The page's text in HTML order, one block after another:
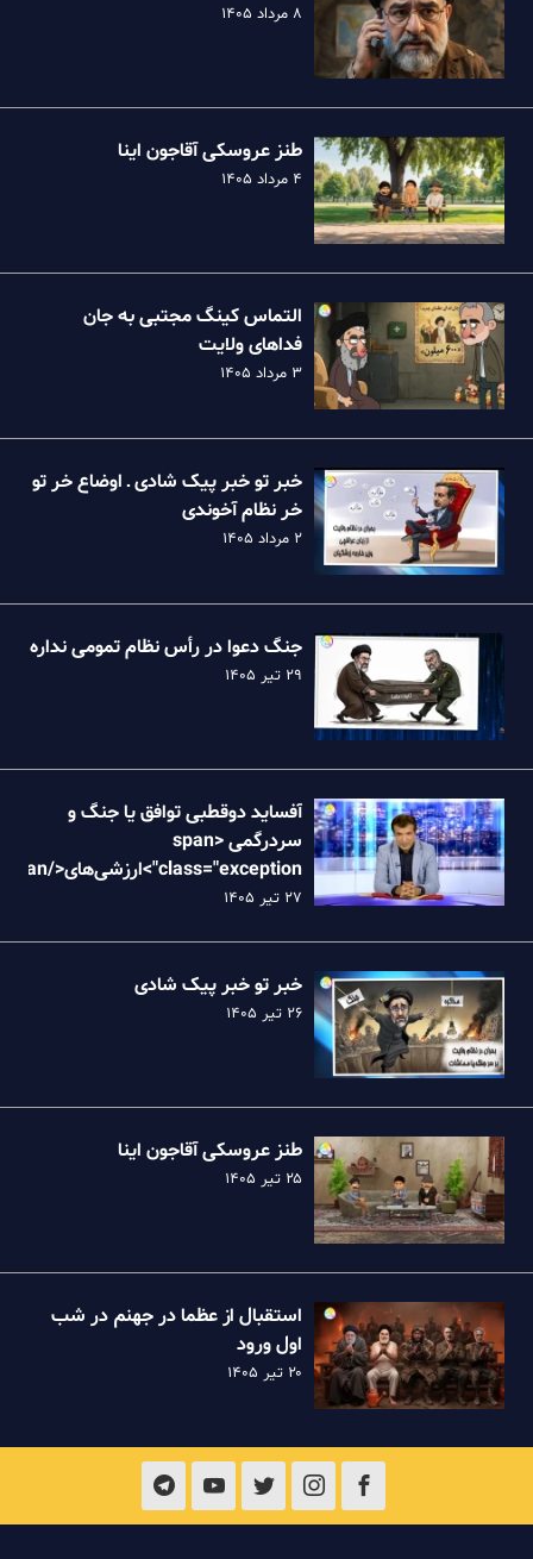
۸ مرداد ۱۴۰۵
طنز عروسکی آقاجون اینا
۴ مرداد ۱۴۰۵
التماس کینگ مجتبی به جان
فداهای ولایت
۳ مرداد ۱۴۰۵
خبر تو خبر پیک شادی ـ اوضاع خر تو
خر نظام آخوندی
۲ مرداد ۱۴۰۵
جنگ دعوا در رأس نظام تمومی نداره
۲۹ تیر ۱۴۰۵
آفساید دوقطبی توافق یا جنگ و
سردرگمی <span
نظام
۲۷ تیر ۱۴۰۵
خبر تو خبر پیک شادی
۲۶ تیر ۱۴۰۵
طنز عروسکی آقاجون اینا
۲۵ تیر ۱۴۰۵
استقبال از عظما در جهنم در شب
اول ورود
۲۰ تیر ۱۴۰۵